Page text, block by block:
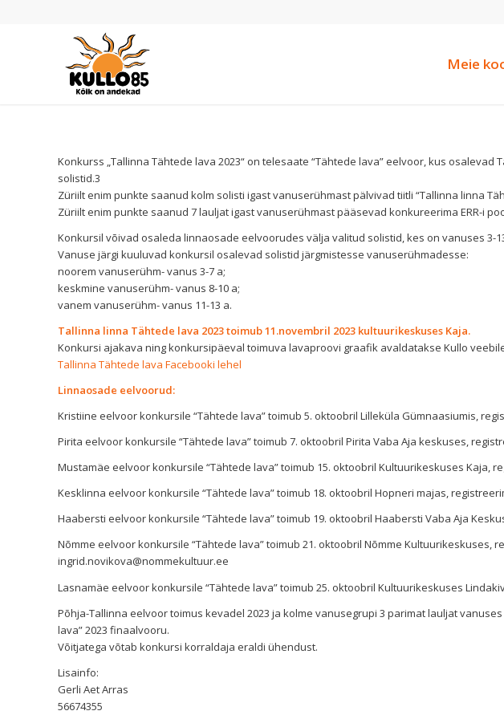
Meie
Konkurss „Tallinna Tähtede lava 2023“ on telesaate “Tähtede lava” eelvoor, kus
solistid.3
Züriilt enim punkte saanud kolm solisti igast vanuserühmast pälvivad tiitli “Tallinna linna
Züriilt enim punkte saanud 7 lauljat igast vanuserühmast pääsevad konkureerima ERR-i
Konkursil võivad osaleda linnaosade eelvoorudes välja valitud solistid, kes on vanuses 3-
Vanuse järgi kuuluvad konkursil osalevad solistid järgmistesse vanuserühmadesse:
noorem vanuserühm- vanus 3-7 a;
keskmine vanuserühm- vanus 8-10 a;
vanem vanuserühm- vanus 11-13 a.
Tallinna linna Tähtede lava 2023 toimub 11.novembril 2023 kultuurikeskuses Kaja.
Konkursi ajakava ning konkursipäeval toimuva lavaproovi graafik avaldatakse Kullo
Tallinna Tähtede lava Facebooki lehel
Linnaosade eelvoorud:
Kristiine eelvoor konkursile “Tähtede lava” toimub 5. oktoobril Lilleküla Gümnaasiumis,
Pirita eelvoor konkursile “Tähtede lava” toimub 7. oktoobril Pirita Vaba Aja keskuses,
Mustamäe eelvoor konkursile “Tähtede lava” toimub 15. oktoobril Kultuurikeskuses Kaja,
Kesklinna eelvoor konkursile “Tähtede lava” toimub 18. oktoobril Hopneri majas,
Haabersti eelvoor konkursile “Tähtede lava” toimub 19. oktoobril Haabersti Vaba Aja
Nõmme eelvoor konkursile “Tähtede lava” toimub 21. oktoobril Nõmme Kultuurikeskuses,
ingrid.novikova@nommekultuur.ee
Lasnamäe eelvoor konkursile “Tähtede lava” toimub 25. oktoobril Kultuurikeskuses
Põhja-Tallinna eelvoor toimus kevadel 2023 ja kolme vanusegrupi 3 parimat lauljat
lava” 2023 finaalvooru.
Võitjatega võtab konkursi korraldaja eraldi ühendust.
Lisainfo:
Gerli Aet Arras
56674355